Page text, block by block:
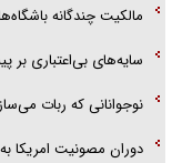
مالکیت چندگانه
سایه‌های بی‌اعتباری بر
نوجوانانی که ربات
دوران مصونیت امریکا